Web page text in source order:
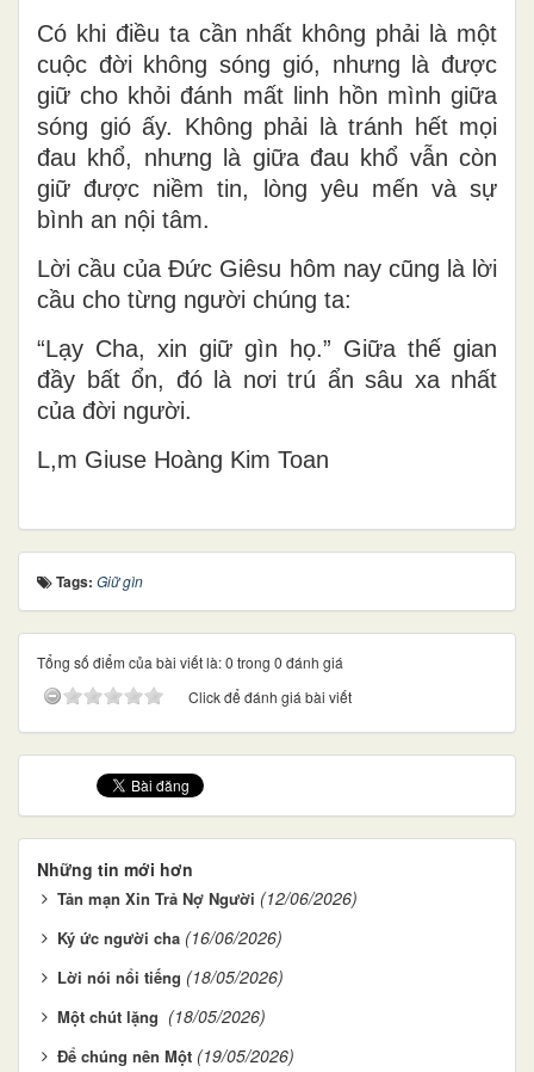
Có khi điều ta cần nhất không phải là một
cuộc đời không sóng gió, nhưng là được
giữ cho khỏi đánh mất linh hồn mình giữa
sóng gió ấy. Không phải là tránh hết mọi
đau khổ, nhưng là giữa đau khổ vẫn còn
giữ được niềm tin, lòng yêu mến và sự
bình an nội tâm.
Lời cầu của Đức Giêsu hôm nay cũng là lời
cầu cho từng người chúng ta:
“Lạy Cha, xin giữ gìn họ.” Giữa thế gian
đầy bất ổn, đó là nơi trú ẩn sâu xa nhất
của đời người.
L,m Giuse Hoàng Kim Toan
Tags: Giữ gìn
Tổng số điểm của bài viết là: 0 trong 0 đánh giá
Click để đánh giá bài viết
Những tin mới hơn
Tản mạn Xin Trả Nợ Người (12/06/2026)
Ký ức người cha (16/06/2026)
Lời nói nổi tiếng (18/05/2026)
Một chút lặng (18/05/2026)
Để chúng nên Một (19/05/2026)